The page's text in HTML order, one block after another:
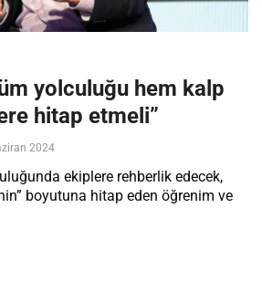
yolculuğu hem kalp
hitap etmeli”
2024
ekiplere rehberlik edecek,
boyutuna hitap eden öğrenim ve